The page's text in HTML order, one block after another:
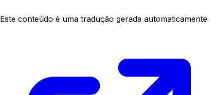
Este conteúdo é uma tradução gerada automaticamente